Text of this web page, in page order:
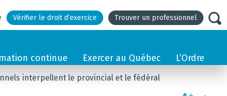
Vérifier le droit d’exercice Trouver un professionnel
continue Exercer au Québec L’Ordre
interpellent le provincial et le fédéral